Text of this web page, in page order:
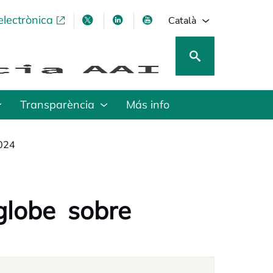
opens in a new tabopens in a new tab
opens in a new tab
opens in a new tab
Català
Transparència Más info
sobre